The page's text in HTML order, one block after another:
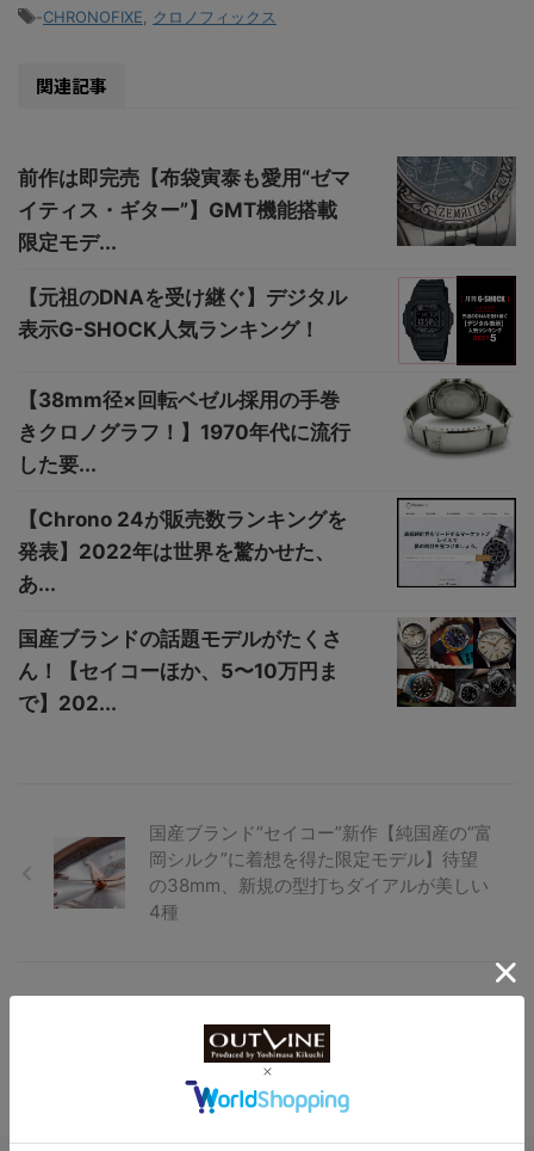
-CHRONOFIXE クロノフィックス
関連記事
前作は即完売【布袋寅泰も愛用“ゼマ
イティス・ギター”】GMT機能搭載
限定モデ...
【元祖のDNAを受け継ぐ】デジタル
表示G-SHOCK人気ランキング！
【38mm径×回転ベゼル採用の手巻
きクロノグラフ！】1970年代に流行
した要...
【Chrono 24が販売数ランキングを
発表】2022年は世界を驚かせた、
あ...
国産ブランドの話題モデルがたくさ
ん！【セイコーほか、5〜10万円ま
で】202...
国産ブランド“セイコー”新作【純国産の“富
岡シルク”に着想を得た限定モデル】待望
の38mm、新規の型打ちダイアルが美しい
4種
気キャラクター『エスターバニー』コラボ